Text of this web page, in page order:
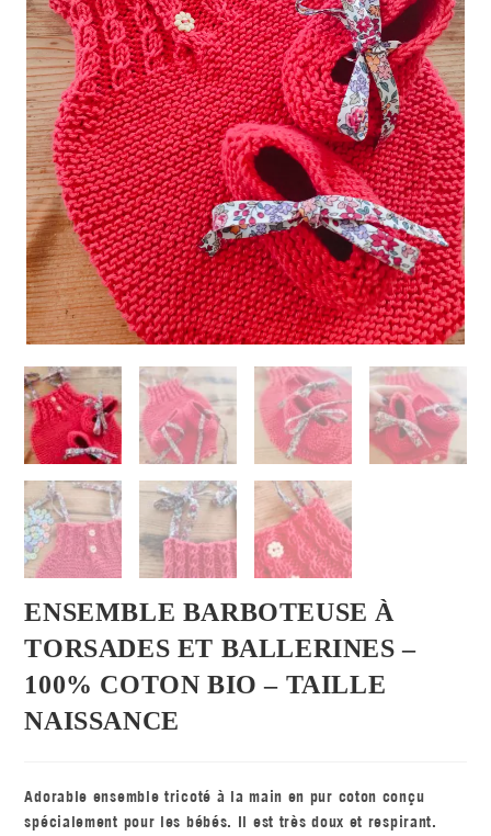
ENSEMBLE BARBOTEUSE À
TORSADES ET BALLERINES –
100% COTON BIO – TAILLE
NAISSANCE
Adorable ensemble tricoté à la main en pur coton conçu
spécialement pour les bébés. Il est très doux et respirant.